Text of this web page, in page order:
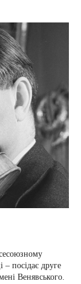
посідає друге
Венявського.